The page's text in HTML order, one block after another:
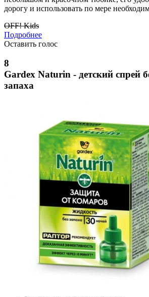
дорогу и использовать по мере
OFF! Kids
Подробнее
Оставить голос
8
Gardex Naturin - детский спрей
запаха